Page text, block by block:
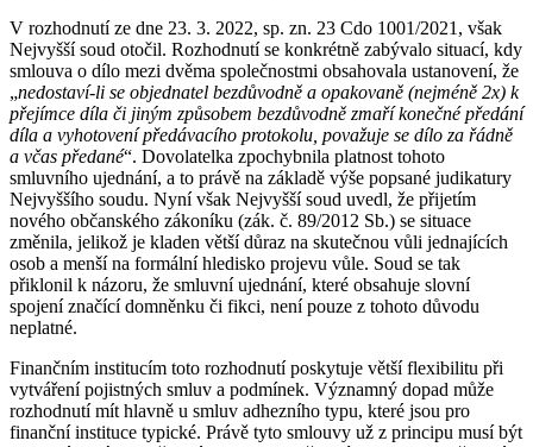
V rozhodnutí ze dne 23. 3. 2022, sp. zn. 23 Cdo 1001/2021, však
Nejvyšší soud otočil. Rozhodnutí se konkrétně zabývalo situací, kdy
smlouva o dílo mezi dvěma společnostmi obsahovala ustanovení, že
„nedostaví-li se objednatel bezdůvodně a opakovaně (nejméně 2x) k
přejímce díla či jiným způsobem bezdůvodně zmaří konečné předání
díla a vyhotovení předávacího protokolu, považuje se dílo za řádně
a včas předané“. Dovolatelka zpochybnila platnost tohoto
smluvního ujednání, a to právě na základě výše popsané judikatury
Nejvyššího soudu. Nyní však Nejvyšší soud uvedl, že přijetím
nového občanského zákoníku (zák. č. 89/2012 Sb.) se situace
změnila, jelikož je kladen větší důraz na skutečnou vůli jednajících
osob a menší na formální hledisko projevu vůle. Soud se tak
přiklonil k názoru, že smluvní ujednání, které obsahuje slovní
spojení značící domněnku či fikci, není pouze z tohoto důvodu
neplatné.
Finančním institucím toto rozhodnutí poskytuje větší flexibilitu při
vytváření pojistných smluv a podmínek. Významný dopad může
rozhodnutí mít hlavně u smluv adhezního typu, které jsou pro
finanční instituce typické. Právě tyto smlouvy už z principu musí být